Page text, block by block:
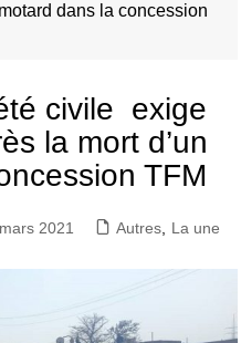
dans la concession
civile exige
la mort d’un
TFM
2021 Autres La une